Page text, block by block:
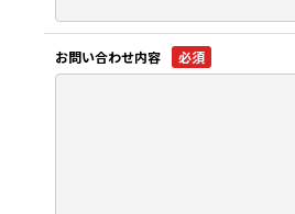
お問い合わせ内容 必須